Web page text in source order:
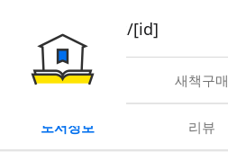
book/rent/[id]
대여 새책구매
도서정보 리뷰